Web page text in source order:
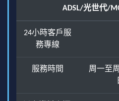
ADSL/光世代/
24小時客戶服
務專線
服務時間
周一至